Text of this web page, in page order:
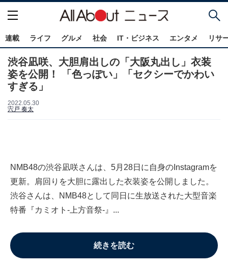
連載 ライフ グルメ 社会 IT・ビジネス エンタメ リサ
渋谷凪咲、大胆肩出しの「大阪丸出し」衣装
姿を公開！ 「色っぽい」「セクシーでかわい
すぎる」
2022.05.30
宍戸 奏太
NMB48の渋谷凪咲さんは、5月28日に自身のInstagramを
更新。肩回りを大胆に露出した衣装姿を公開しました。
渋谷さんは、NMB48として同日に生放送された大型音楽
特番『カミオト‐上方音祭‐』...
続きを読む